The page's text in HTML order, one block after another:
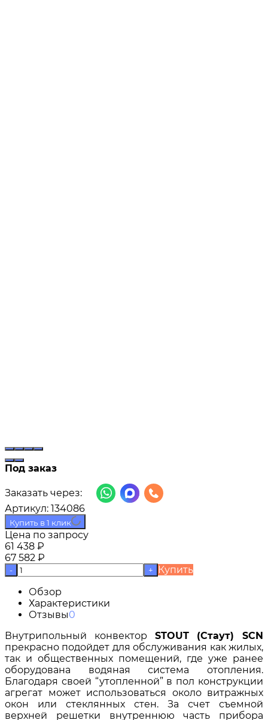
Под заказ
Заказать через:
Артикул: 134086
Купить в 1 клик
Цена по запросу
61 438 ₽
67 582 ₽
- +
Купить
Обзор
Характеристики
Отзывы0
Внутрипольный конвектор STOUT (Стаут) SCN
прекрасно подойдет для обслуживания как жилых,
так и общественных помещений, где уже ранее
оборудована водяная система отопления.
Благодаря своей “утопленной” в пол конструкции
агрегат может использоваться около витражных
окон или стеклянных стен. За счет съемной
верхней решетки внутреннюю часть прибора